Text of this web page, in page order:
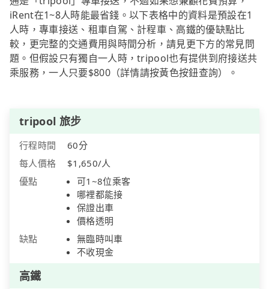
iRent在1~8人時能最省錢。以下表格中的資料是預設在1
人時，專車接送、租車自駕、計程車、高鐵的優缺點比
較，更完整的交通費用與時間分析，請見更下方的常見問
題。但假設只有獨自一人時，tripool也有提供到府接送共
乘服務，一人只要$800（詳情請按黃色按鈕查詢）。
tripool 旅步
行程時間
60分
每人價格
$1,650/人
優點
可1~8位乘客
哪裡都能接
保證出車
價格透明
缺點
無臨時叫車
不收現金
高鐵